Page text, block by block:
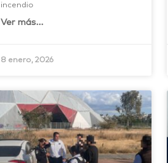
incendio
Ver más...
8 enero, 2026